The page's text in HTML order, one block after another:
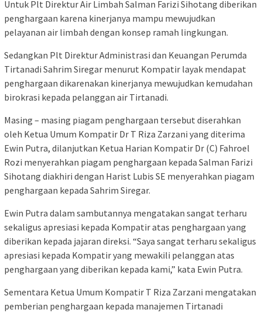
Untuk Plt Direktur Air Limbah Salman Farizi Sihotang diberikan
penghargaan karena kinerjanya mampu mewujudkan
pelayanan air limbah dengan konsep ramah lingkungan.
Sedangkan Plt Direktur Administrasi dan Keuangan Perumda
Tirtanadi Sahrim Siregar menurut Kompatir layak mendapat
penghargaan dikarenakan kinerjanya mewujudkan kemudahan
birokrasi kepada pelanggan air Tirtanadi.
Masing – masing piagam penghargaan tersebut diserahkan
oleh Ketua Umum Kompatir Dr T Riza Zarzani yang diterima
Ewin Putra, dilanjutkan Ketua Harian Kompatir Dr (C) Fahroel
Rozi menyerahkan piagam penghargaan kepada Salman Farizi
Sihotang diakhiri dengan Harist Lubis SE menyerahkan piagam
penghargaan kepada Sahrim Siregar.
Ewin Putra dalam sambutannya mengatakan sangat terharu
sekaligus apresiasi kepada Kompatir atas penghargaan yang
diberikan kepada jajaran direksi. “Saya sangat terharu sekaligus
apresiasi kepada Kompatir yang mewakili pelanggan atas
penghargaan yang diberikan kepada kami,” kata Ewin Putra.
Sementara Ketua Umum Kompatir T Riza Zarzani mengatakan
pemberian penghargaan kepada manajemen Tirtanadi